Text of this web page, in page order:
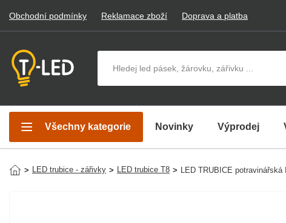
Obchodní podmínky Reklamace zboží Doprava a platba
Všechny kategorie Novinky Výprodej
> LED trubice - zářivky > LED trubice T8 > LED TRUBICE potravinářská